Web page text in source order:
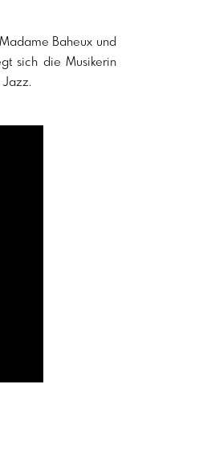
Baheux und
sich die Musikerin
Jazz.